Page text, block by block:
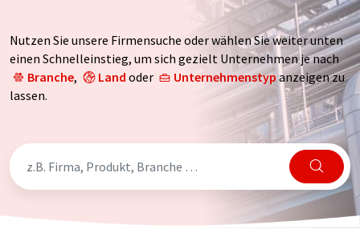
Nutzen Sie unsere Firmensuche oder wählen Sie weiter unten
einen Schnelleinstieg, um sich gezielt Unternehmen je nach
Branche, Land oder Unternehmenstypanzeigen zu
lassen.